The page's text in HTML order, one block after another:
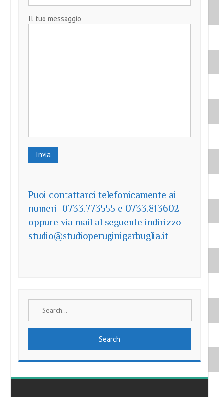
Il tuo messaggio
Puoi contattarci telefonicamente ai
numeri 0733.773555 e 0733.813602
oppure via mail al seguente indirizzo
studio@studioperuginigarbuglia.it
Search